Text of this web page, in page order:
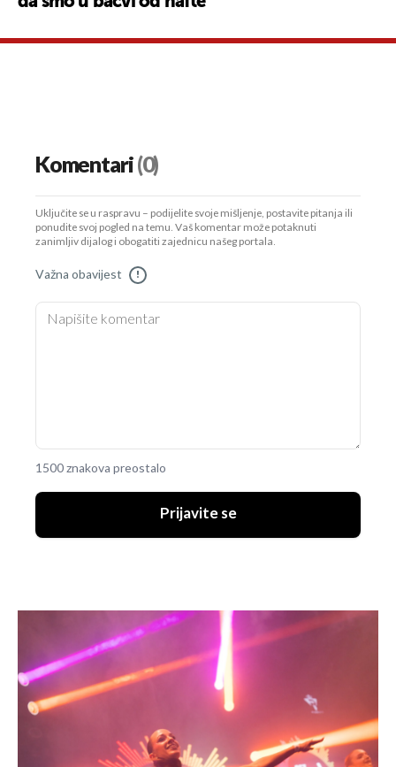
Komentari(0)
Uključite se u raspravu – podijelite svoje mišljenje, postavite pitanja ili
ponudite svoj pogled na temu. Vaš komentar može potaknuti
zanimljiv dijalog i obogatiti zajednicu našeg portala.
Važna obavijest !
1500 znakova preostalo
Prijavite se